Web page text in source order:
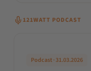
121WATT PODCAST
Podcast · 31.03.2026